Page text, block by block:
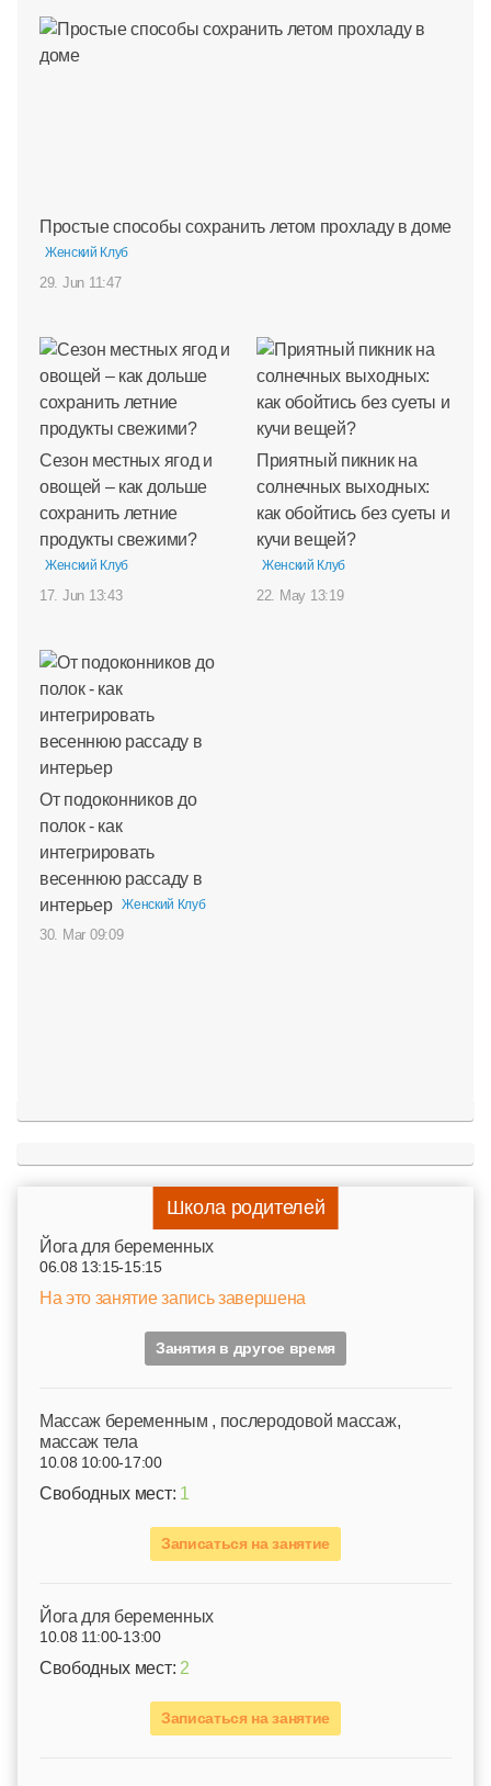
Простые способы сохранить летом прохладу в доме
Женский Клуб
29. Jun 11:47
Сезон местных ягод и
овощей – как дольше
сохранить летние
продукты свежими?
Женский Клуб
17. Jun 13:43
Приятный пикник на
солнечных выходных:
как обойтись без суеты и
кучи вещей?
Женский Клуб
22. May 13:19
От подоконников до
полок - как
интегрировать
весеннюю рассаду в
интерьер
Женский Клуб
30. Mar 09:09
Школа родителей
Йога для беременных
06.08 13:15-15:15
На это занятие запись завершена
Занятия в другое время
Mассаж беременным , послеродовой массаж,
массаж тела
10.08 10:00-17:00
Свободных мест: 1
Записаться на занятие
Йога для беременных
10.08 11:00-13:00
Свободных мест: 2
Записаться на занятие